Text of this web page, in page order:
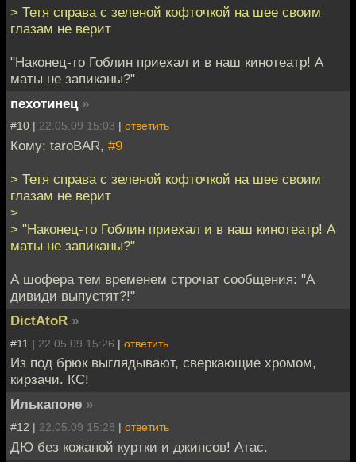
> Тетя справа с зеленой кофточкой на шее своим
глазам не верит
"Наконец-то Гоблин приехал и в наш кинотеатр! А
маты не запиканы?"
пехотинец »
#10 | 22.05.09 15:03 | ответить
Кому: taroBAR, #9
> Тетя справа с зеленой кофточкой на шее своим
глазам не верит
>
> "Наконец-то Гоблин приехал и в наш кинотеатр! А
маты не запиканы?"
А шофера тем временем строчат сообщения: "А
дивиди выпустят?!"
DictAtoR »
#11 | 22.05.09 15:26 | ответить
Из под брюк выглядывают, сверкающие хромом,
кирзачи. КС!
Илькапоне »
#12 | 22.05.09 15:28 | ответить
ДЮ без кожаной куртки и джинсов! Атас.